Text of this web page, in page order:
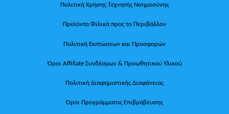
Πολιτική Χρήσης Τεχνητής Νοημοσύνης
Προϊόντα Φιλικά προς το Περιβάλλον
Πολιτική Εκπτώσεων και Προσφορών
Όροι Affiliate Συνδέσμων & Προωθητικού Υλικού
Πολιτική Διαφημιστικής Διαφάνειας
Όροι Προγράμματος Επιβράβευσης